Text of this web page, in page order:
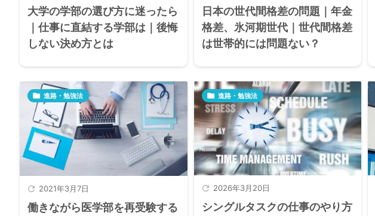
大学の学部の選び方に迷ったら
｜仕事に直結する学部は｜後悔
しない決め方とは
日本の世代間格差の問題｜年金
格差、氷河期世代｜世代間格差
は世帯的には問題ない？
 2021年3月7日
 進路・勉強法
働きながら医学部を再受験する
 2026年3月20日
 進路・勉強法
シングルタスクの仕事のやり方